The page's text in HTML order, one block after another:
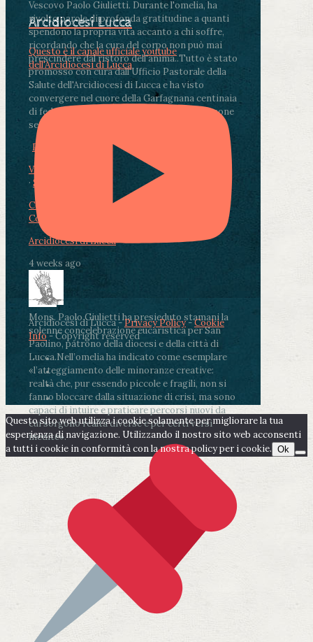
Vescovo Paolo Giulietti. Durante l'omelia, ha
rivolto parole di profonda gratitudine a quanti
spendono la propria vita accanto a chi soffre,
ricordando che la cura del corpo non può mai
prescindere dal ristoro dell'anima..Tutto è stato
promosso con cura dall'Ufficio Pastorale della
Salute dell'Arcidiocesi di Lucca e ha visto
convergere nel cuore della Garfagnana centinaia
di fedeli, operatori sanitari, volontari e persone
segnate dalla malattia.
Photo
View on Facebook
· Share
Condividi su Facebook
Condividi su LinkedIn
Arcidiocesi di Lucca
4 weeks ago
Mons. Paolo Giulietti ha presieduto stamani la
solenne concelebrazione eucaristica per San
Paolino, patrono della diocesi e della città di
Lucca.Nell’omelia ha indicato come esemplare
«l’atteggiamento delle minoranze creative:
realtà che, pur essendo piccole e fragili, non si
fanno bloccare dalla situazione di crisi, ma sono
capaci di intuire e praticare percorsi nuovi da
cui sorgono realtà diverse e per certi versi
inedite».
Arcidiocesi Lucca
Questo è il canale ufficiale youtube
dell'Arcidiocesi di Lucca
Arcidiocesi di Lucca -Privacy Policy-Cookie
Info- Copyright reserved
Questo sito web utilizza i cookie solamente per migliorare la tua
esperienza di navigazione. Utilizzando il nostro sito web acconsenti
a tutti i cookie in conformità con la nostra policy per i cookie. Ok